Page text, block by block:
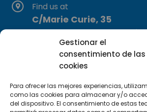
Gestionar el
consentimiento de las
cookies
Para ofrecer las mejores experiencias,
como las cookies para almacenar y/o
del dispositivo. El consentimiento de estas
Find us at
C/Marie Curie, 35
29590 Campanillas,